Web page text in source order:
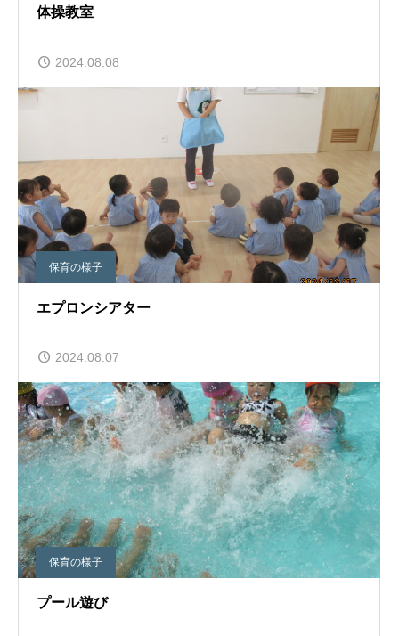
体操教室
2024.08.08
保育の様子
エプロンシアター
2024.08.07
保育の様子
プール遊び